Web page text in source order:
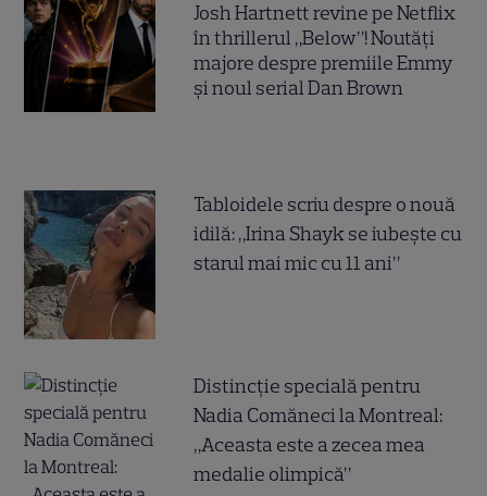
Josh Hartnett revine pe Netflix
în thrillerul „Below”! Noutăți
majore despre premiile Emmy
și noul serial Dan Brown
Tabloidele scriu despre o nouă
idilă: „Irina Shayk se iubește cu
starul mai mic cu 11 ani”
Distincție specială pentru
Nadia Comăneci la Montreal:
„Aceasta este a zecea mea
medalie olimpică”